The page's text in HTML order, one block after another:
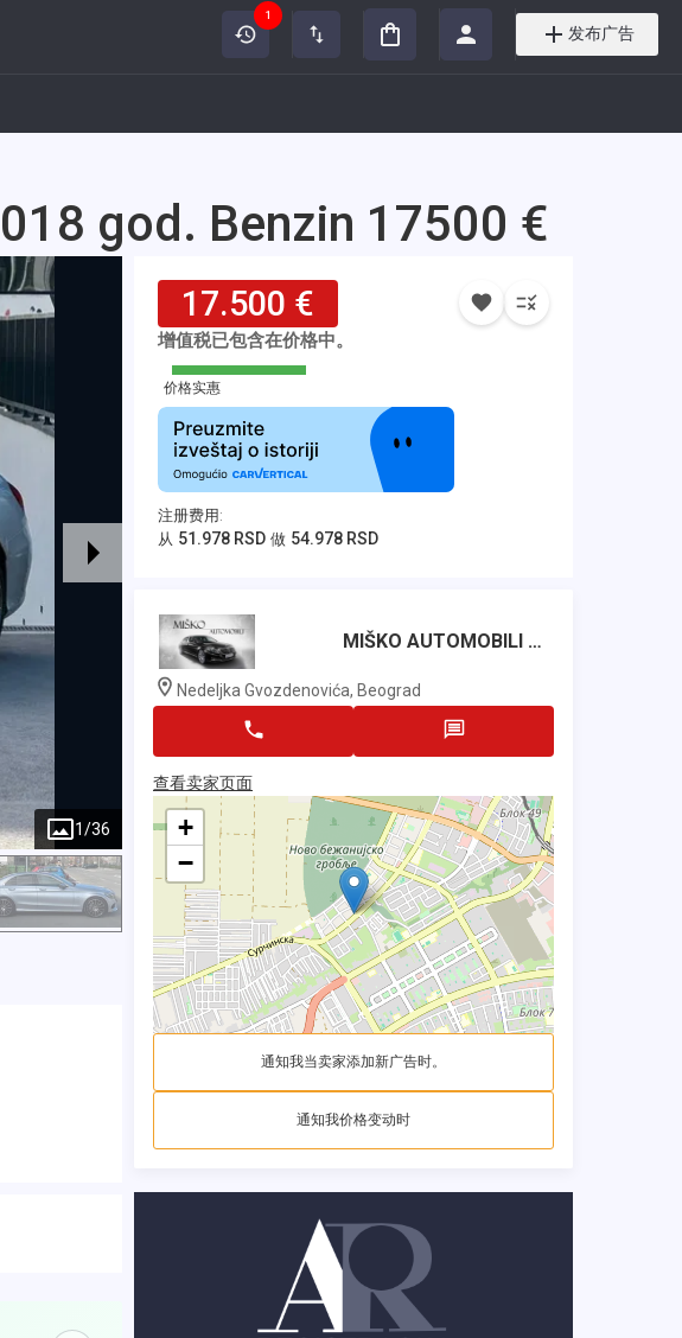
1
发布广告
god. Benzin 17500 €
1/36
17.500 €
增值税已包含在价格中。
价格实惠
注册费用 :
从 51.978 RSD 做 54.978 RSD
MIŠKO AUTOMOBILI BGD
Nedeljka Gvozdenovića, Beograd
查看卖家页面
+
−
通知我当卖家添加新广告时。
通知我价格变动时